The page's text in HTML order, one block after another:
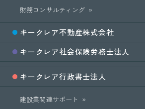
財務コンサルティング
キークレア不動産株式会社
キークレア社会保険労務士法人
キークレア行政書士法人
建設業関連サポート